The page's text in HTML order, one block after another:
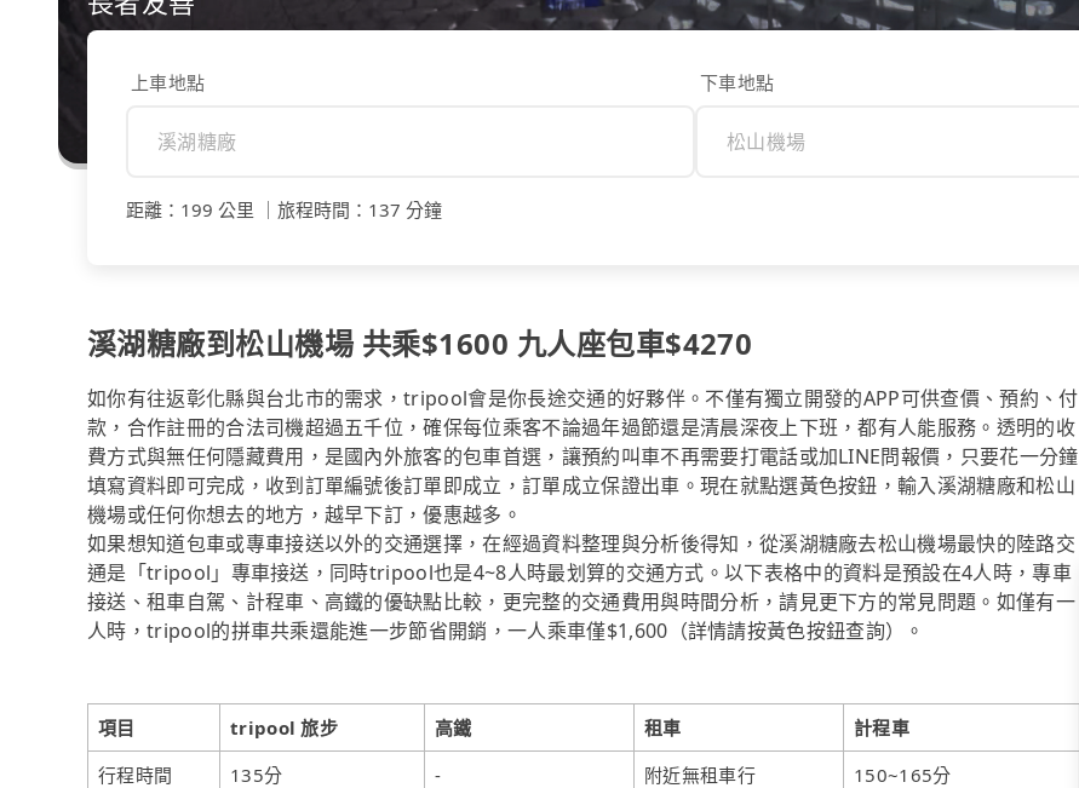
上車地點 下車地點
距離 ： 199 公里 旅程時間 ： 137 分鐘
溪湖糖廠到松山機場 共乘$1600 九人座包車$4270
如你有往返彰化縣與台北市的需求，tripool會是你長途交通的好夥伴。不僅有獨立開發的APP可供查價、預約、付
款，合作註冊的合法司機超過五千位，確保每位乘客不論過年過節還是清晨深夜上下班，都有人能服務。透明的收
費方式與無任何隱藏費用，是國內外旅客的包車首選，讓預約叫車不再需要打電話或加LINE問報價，只要花一分鐘
填寫資料即可完成，收到訂單編號後訂單即成立，訂單成立保證出車。現在就點選黃色按鈕，輸入溪湖糖廠和松山
機場或任何你想去的地方，越早下訂，優惠越多。
如果想知道包車或專車接送以外的交通選擇，在經過資料整理與分析後得知，從溪湖糖廠去松山機場最快的陸路交
通是「tripool」專車接送，同時tripool也是4~8人時最划算的交通方式。以下表格中的資料是預設在4人時，專車
接送、租車自駕、計程車、高鐵的優缺點比較，更完整的交通費用與時間分析，請見更下方的常見問題。如僅有一
人時，tripool的拼車共乘還能進一步節省開銷，一人乘車僅$1,600（詳情請按黃色按鈕查詢）。
項目 tripool 旅步 高鐵 租車
計程車
行程時間
135分 - 附近無租車行
150~165分